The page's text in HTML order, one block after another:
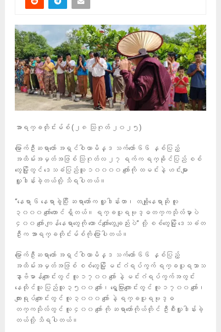
အာရက္ခတိုင်းမ်စ် (၂၈ သြဂုတ် ၂၀၂၅)
မြောက်ဦးဆရာတော် အရှင်ဝါယာမိန္ဒ သက်တော် ၆၆ နှစ်ပြည့်
အထိမ်းအမှတ်အဖြစ် သြဂုတ်လ ၂၇ ရက်က ရက္ခိုင်ပြည် စစ်
တွေမြို့တွင် ဒေသခံပြည်သူ ၁၀၀၀၀ ကျော်ကို ထမင်းနဲ့ ဟင်းများ
လှူဒါန်းခဲ့တယ်လို့ သိရပါတယ်။
“နေရာ ၆ နေရာခွဲပြီး ဆရာတော်က လှူဒါန်းတာ၊ တချို့နေရာဆို လူ
၃၀၀၀ ကျော်တောင် ရှိတယ်။ ရက္ခပူရဗုဒ္ဓတက္ကသိုလ်မှာပဲ
၄၀၀ ကျော် ကျန်နေရာတွေကို ထောင်ကျော်တွေချည်းပဲ” လို့ စစ်တွေမြို့ ဒေသခံတ
ဦးက အာရက္ခတိုင်းမ်စ်ကို ပြောပါတယ်။
မြောက်ဦးဆရာတော် အရှင်ဝါယာမိန္ဒ သက်တော် ၆၆ နှစ်ပြည့်
အထိမ်းအမှတ်အဖြစ် စစ်တွေမြို့ မင်းဂံရပ်ကွက် ရက္ခပူရသာသ
နာ့ဗိမာန်‌ကျောင်းတွင် လူ ၁၇၀၀ ကျော် နဲ့ မင်းဂံရပ်ကွက်အတွင်း
နေထိုင်သူ ပြည်သူ ၃၅၀၀ ကျော်၊ ရွှေပြားကျောင်းတွင် လူ ၁၇၀၀ ကျော်၊
ကျားရုပ်ကျောင်းတွင် လူ ၃၀၀၀ ကျော် နဲ့ ရက္ခပူရဗုဒ္ဓ
တက္ကသိုလ်တွင် လူ ၄၀၀ ကျော် ကို ဆရာတော်ကိုယ်တိုင် ဦးစီးလှူဒါန်းခဲ့
တယ်လို့ သိရပါတယ်။